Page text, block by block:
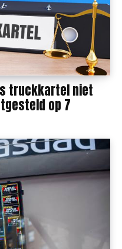
truckkartel niet
op 7